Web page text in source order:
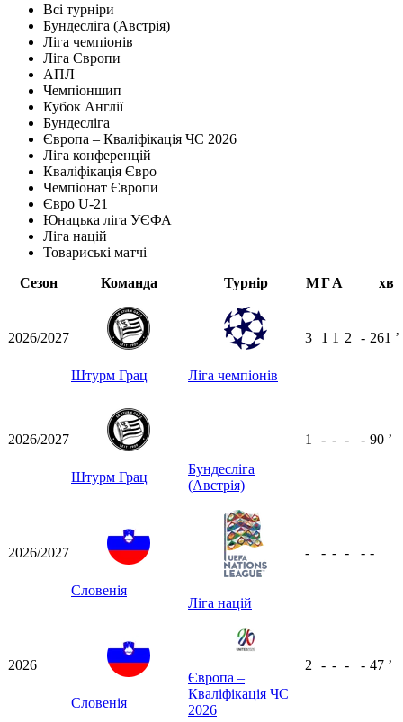
Всі турніри
Бундесліга (Австрія)
Ліга чемпіонів
Ліга Європи
АПЛ
Чемпіоншип
Кубок Англії
Бундесліга
Європа – Кваліфікація ЧС 2026
Ліга конференцій
Кваліфікація Євро
Чемпіонат Європи
Євро U-21
Юнацька ліга УЄФА
Ліга націй
Товариські матчі
Сезон
Команда Турнір МГА хв
2026/2027
Штурм Грац Ліга чемпіонів
3 1 1 2 - 261 ʼ
2026/2027
Штурм Грац
Бундесліга
(Австрія)
1 - - - - 90 ʼ
2026/2027
Словенія
Ліга націй
- - - - - -
2026
Словенія
Європа –
Кваліфікація ЧС
2026
2 - - - - 47 ʼ